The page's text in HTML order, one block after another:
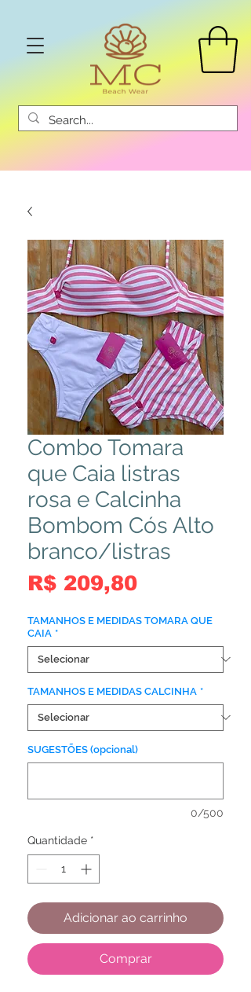
Combo Tomara
que Caia listras
rosa e Calcinha
Bombom Cós Alto
branco/listras
R$ 209,80Preço
TAMANHOS E MEDIDAS TOMARA QUE
CAIA *
TAMANHOS E MEDIDAS CALCINHA *
SUGESTÕES (opcional)
0/500
Quantidade *
Adicionar ao carrinho
Comprar